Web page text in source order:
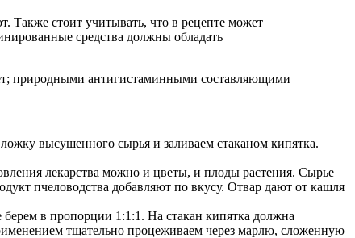
Также стоит учитывать, что в рецепте может
средства должны обладать
природными антигистаминными составляющими
высушенного сырья и заливаем стаканом кипятка.
лекарства можно и цветы, и плоды растения. Сырье
пчеловодства добавляют по вкусу. Отвар дают от кашля
в пропорции 1:1:1. На стакан кипятка должна
тщательно процеживаем через марлю, сложенную